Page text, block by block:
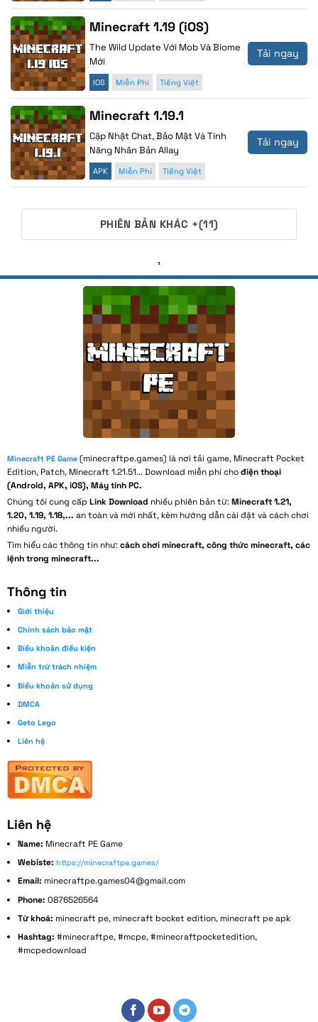
Minecraft 1.19 (iOS)
The Wild Update Với Mob Và Biome
Mới
IOS Miễn Phí Tiếng Việt
Tải ngay
Minecraft 1.19.1
Cập Nhật Chat, Bảo Mật Và Tính
Năng Nhân Bản Allay
APK Miễn Phí Tiếng Việt
Tải ngay
PHIÊN BẢN KHÁC +(11)
,
Minecraft PE Game(minecraftpe.games) là nơi tải game, Minecraft Pocket
Edition, Patch, Minecraft 1.21.51... Download miễn phí chođiện thoại
(Android, APK, iOS), Máy tính PC.
Chúng tôi cung cấp Link Download nhiều phiên bản từ:Minecraft 1.21,
1.20, 1.19, 1.18,... an toàn và mới nhất, kèm hướng dẫn cài đặt và cách chơi
nhiều người.
Tìm hiểu các thông tin như:cách chơi minecraft, công thức minecraft, các
lệnh trong minecraft...
Thông tin
Giới thiệu
Chính sách bảo mật
Điều khoản điều kiện
Miễn trừ trách nhiệm
Điều khoản sử dụng
DMCA
Geto Lego
Liên hệ
Liên hệ
Name: Minecraft PE Game
Webiste:https://minecraftpe.games/
Email: minecraftpe.games04@gmail.com
Phone:0876526564
Từ khoá: minecraft pe, minecraft bocket edition, minecraft pe apk
Hashtag: #minecraftpe, #mcpe, #minecraftpocketedition,
#mcpedownload